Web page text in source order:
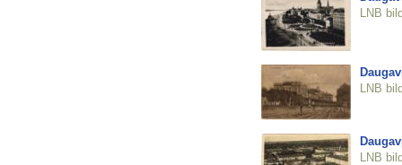
LNB
LNB
LNB